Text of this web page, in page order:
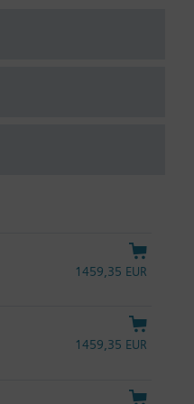
1459,35 EUR
1459,35 EUR